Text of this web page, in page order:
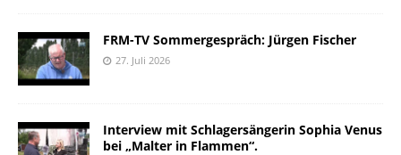
FRM-TV Sommergespräch: Jürgen Fischer
27. Juli 2026
Interview mit Schlagersängerin Sophia Venus
bei „Malter in Flammen“.